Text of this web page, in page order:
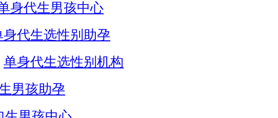
身代生男孩中心
身代生选性别助孕
单身代生选性别机构
男孩助孕